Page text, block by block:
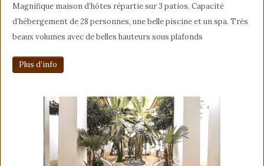
Magnifique maison d’hôtes répartie sur 3 patios. Capacité
d’hébergement de 28 personnes, une belle piscine et un spa. Très
beaux volumes avec de belles hauteurs sous plafonds
Plus d’info